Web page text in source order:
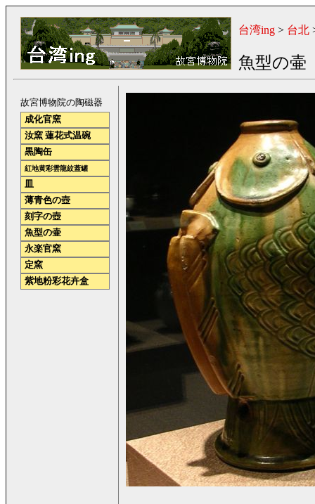
台湾ing > 台北
魚型の壷
故宮博物院の陶磁器
成化官窯
汝窯 蓮花式温碗
黒陶缶
紅地黄彩雲龍紋蓋罐
皿
薄青色の壺
刻字の壺
魚型の壷
永楽官窯
定窯
紫地粉彩花卉盒